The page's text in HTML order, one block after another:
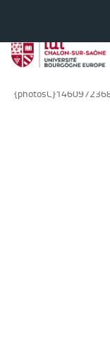
25 FÉV 2013
En images